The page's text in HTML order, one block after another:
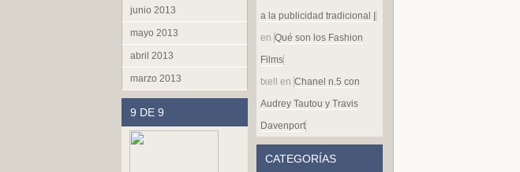
junio 2013
mayo 2013
abril 2013
marzo 2013
9 DE 9
a la publicidad tradicional |
en Qué son los Fashion
Films
txell
en Chanel n.5 con
Audrey Tautou y Travis
Davenport
CATEGORÍAS